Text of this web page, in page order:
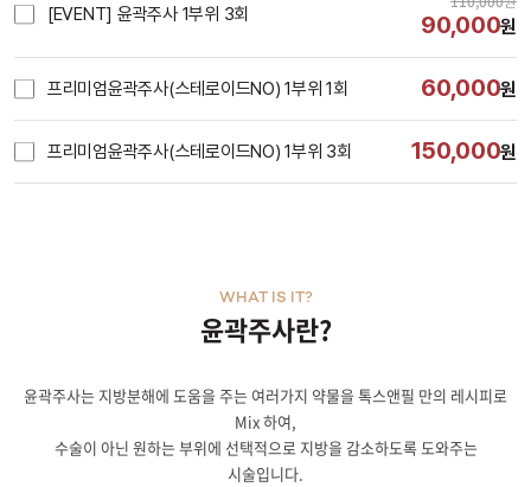
[EVENT] 윤곽주사 1부위 3회 90,000원
프리미엄윤곽주사(스테로이드NO) 1부위 1회 60,000원
프리미엄윤곽주사(스테로이드NO) 1부위 3회 150,000원
윤곽주사란?
WHAT IS IT?
윤곽주사는 지방분해에 도움을 주는 여러가지 약물을 톡스앤필 만의 레시피로
Mix 하여,
수술이 아닌 원하는 부위에 선택적으로 지방을 감소하도록 도와주는
시술입니다.